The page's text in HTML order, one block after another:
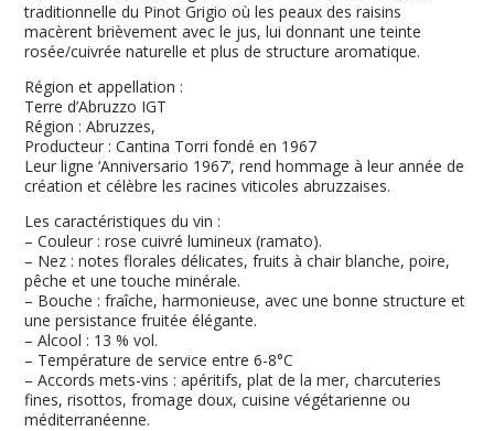
traditionnelle du Pinot Grigio où les peaux des raisins
macèrent brièvement avec le jus, lui donnant une teinte
rosée/cuivrée naturelle et plus de structure aromatique.
Région et appellation :
Terre d’Abruzzo IGT
Région : Abruzzes,
Producteur : Cantina Torri fondé en 1967
Leur ligne ‘Anniversario 1967’, rend hommage à leur année de
création et célèbre les racines viticoles abruzzaises.
Les caractéristiques du vin :
– Couleur : rose cuivré lumineux (ramato).
– Nez : notes florales délicates, fruits à chair blanche, poire,
pêche et une touche minérale.
– Bouche : fraîche, harmonieuse, avec une bonne structure et
une persistance fruitée élégante.
– Alcool : 13 % vol.
– Température de service entre 6-8°C
– Accords mets-vins : apéritifs, plat de la mer, charcuteries
fines, risottos, fromage doux, cuisine végétarienne ou
méditerranéenne.